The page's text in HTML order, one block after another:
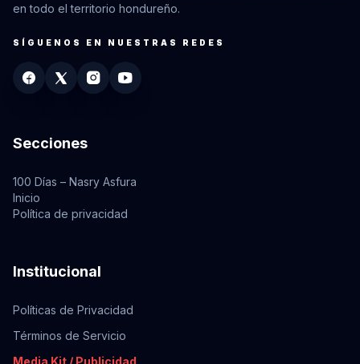
en todo el territorio hondureño.
SÍGUENOS EN NUESTRAS REDES
Secciones
100 Días – Nasry Asfura
Inicio
Política de privacidad
Institucional
Políticas de Privacidad
Términos de Servicio
Media Kit / Publicidad